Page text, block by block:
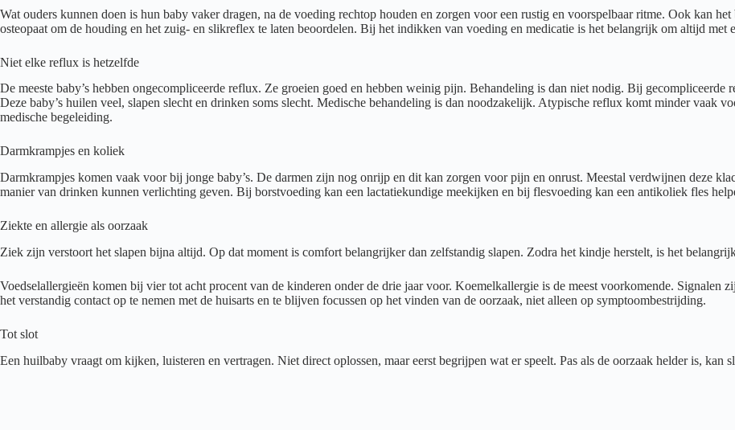
Wat ouders kunnen doen is hun baby vaker dragen, na de voeding rechtop houden en zorgen voor een rustig en voorspelbaar ritme. Ook kan
osteopaat om de houding en het zuig- en slikreflex te laten beoordelen. Bij het indikken van voeding en medicatie is het belangrijk om altijd met
Niet elke reflux is hetzelfde
De meeste baby’s hebben ongecompliceerde reflux. Ze groeien goed en hebben weinig pijn. Behandeling is dan niet nodig. Bij
Deze baby’s huilen veel, slapen slecht en drinken soms slecht. Medische behandeling is dan noodzakelijk. Atypische reflux komt minder vaak
medische begeleiding.
Darmkrampjes en koliek
Darmkrampjes komen vaak voor bij jonge baby’s. De darmen zijn nog onrijp en dit kan zorgen voor pijn en onrust. Meestal verdwijnen deze
manier van drinken kunnen verlichting geven. Bij borstvoeding kan een lactatiekundige meekijken en bij flesvoeding kan een antikoliek fles
Ziekte en allergie als oorzaak
Ziek zijn verstoort het slapen bijna altijd. Op dat moment is comfort belangrijker dan zelfstandig slapen. Zodra het kindje herstelt, is het
Voedselallergieën komen bij vier tot acht procent van de kinderen onder de drie jaar voor. Koemelkallergie is de meest voorkomende. Signalen
het verstandig contact op te nemen met de huisarts en te blijven focussen op het vinden van de oorzaak, niet alleen op symptoombestrijding.
Tot slot
Een huilbaby vraagt om kijken, luisteren en vertragen. Niet direct oplossen, maar eerst begrijpen wat er speelt. Pas als de oorzaak helder is, kan